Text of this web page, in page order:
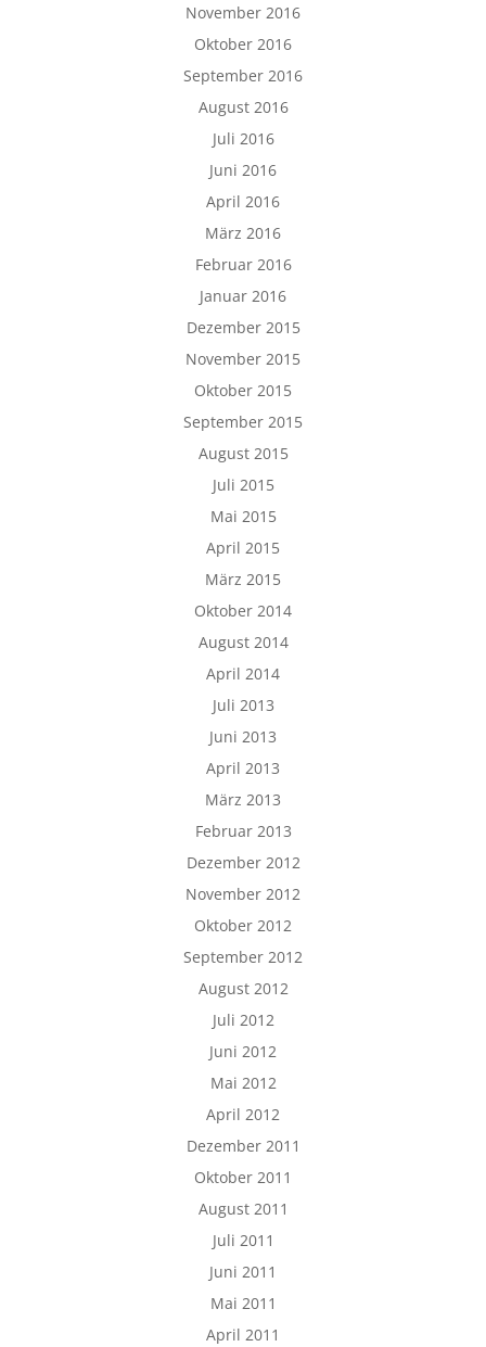
November 2016
Oktober 2016
September 2016
August 2016
Juli 2016
Juni 2016
April 2016
März 2016
Februar 2016
Januar 2016
Dezember 2015
November 2015
Oktober 2015
September 2015
August 2015
Juli 2015
Mai 2015
April 2015
März 2015
Oktober 2014
August 2014
April 2014
Juli 2013
Juni 2013
April 2013
März 2013
Februar 2013
Dezember 2012
November 2012
Oktober 2012
September 2012
August 2012
Juli 2012
Juni 2012
Mai 2012
April 2012
Dezember 2011
Oktober 2011
August 2011
Juli 2011
Juni 2011
Mai 2011
April 2011